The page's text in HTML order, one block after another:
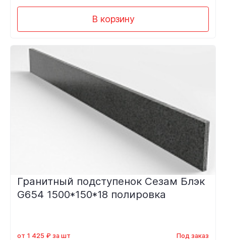
В корзину
Гранитный подступенок Сезам Блэк
G654 1500*150*18 полировка
от 1 425 ₽ за шт Под заказ